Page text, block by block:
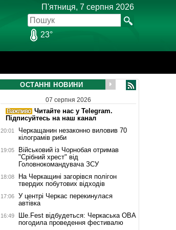
П'ятниця, 7 серпня 2026
23°
ОСТАННІ НОВИНИ
07 серпня 2026
Читайте нас у Telegram.
Підписуйтесь на наш канал
20:01
Черкащанин незаконно виловив 70
кілограмів риби
19:05
Військовий із Чорнобая отримав
"Срібний хрест" від
Головнокомандувача ЗСУ
18:08
На Черкащині загорівся полігон
твердих побутових відходів
17:06
У центрі Черкас перекинулася
автівка
16:49
Ше.Fest відбудеться: Черкаська ОВА
погодила проведення фестивалю